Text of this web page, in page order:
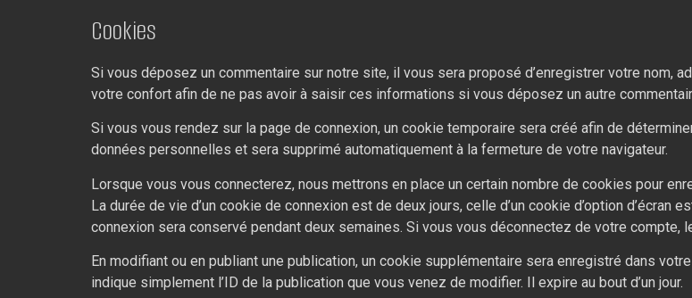
Cookies
Si vous déposez un commentaire sur notre site, il vous sera proposé d’enregistrer votre nom,
votre confort afin de ne pas avoir à saisir ces informations si vous déposez un autre
Si vous vous rendez sur la page de connexion, un cookie temporaire sera créé afin de
données personnelles et sera supprimé automatiquement à la fermeture de votre navigateur.
Lorsque vous vous connecterez, nous mettrons en place un certain nombre de cookies pour
La durée de vie d’un cookie de connexion est de deux jours, celle d’un cookie d’option d’écran
connexion sera conservé pendant deux semaines. Si vous vous déconnectez de votre compte,
En modifiant ou en publiant une publication, un cookie supplémentaire sera enregistré dans
indique simplement l’ID de la publication que vous venez de modifier. Il expire au bout d’un jour.